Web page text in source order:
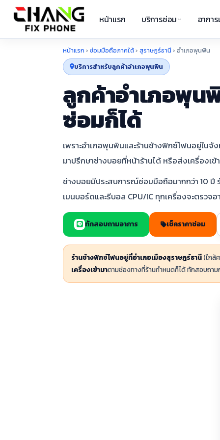
หน้าแรก บริการซ่อม อากา
หน้าแรก › ซ่อมมือถือภาคใต้› สุราษฎร์ธานี › อำเภอพุนพิน
บริการสำหรับลูกค้าอำเภอพุนพิน
ลูกค้าอำเภอพุน
ซ่อมก็ได้
เพราะอำเภอพุนพินและร้านช้างฟิกซ์โฟนอยู่ใน
มาปรึกษาช่างบอยที่หน้าร้านได้ หรือส่งเครื่องเ
ช่างบอยมีประสบการณ์ซ่อมมือถือมากกว่า 10 ปี
เมนบอร์ดและรีบอล CPU/IC ทุกเครื่องจะตรวจ
ทักสอบถามอาการ เช็คราคาซ่อม
ร้านช้างฟิกซ์โฟนอยู่ที่อำเภอเมืองสุราษฎร์ธานี (ใกล้
เครื่องเข้ามาตามช่องทางที่ร้านกำหนดก็ได้ ทักสอบถาม